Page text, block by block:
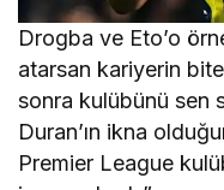
Drogba ve Eto’o
atarsan kariyerin
sonra kulübünü sen
Duran’ın ikna
Premier League